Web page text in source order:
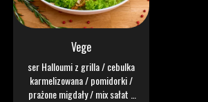
Vege
ser Halloumi z grilla / cebulka
karmelizowana / pomidorki /
prażone migdały / mix sałat /